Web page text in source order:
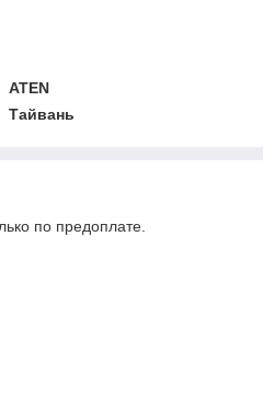
ATEN
Тайвань
по предоплате.